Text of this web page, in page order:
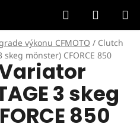
Hledat
KOŠÍK
výkonu CFMOTO / Clutch
mönster) CFORCE 850
3 skeg
850